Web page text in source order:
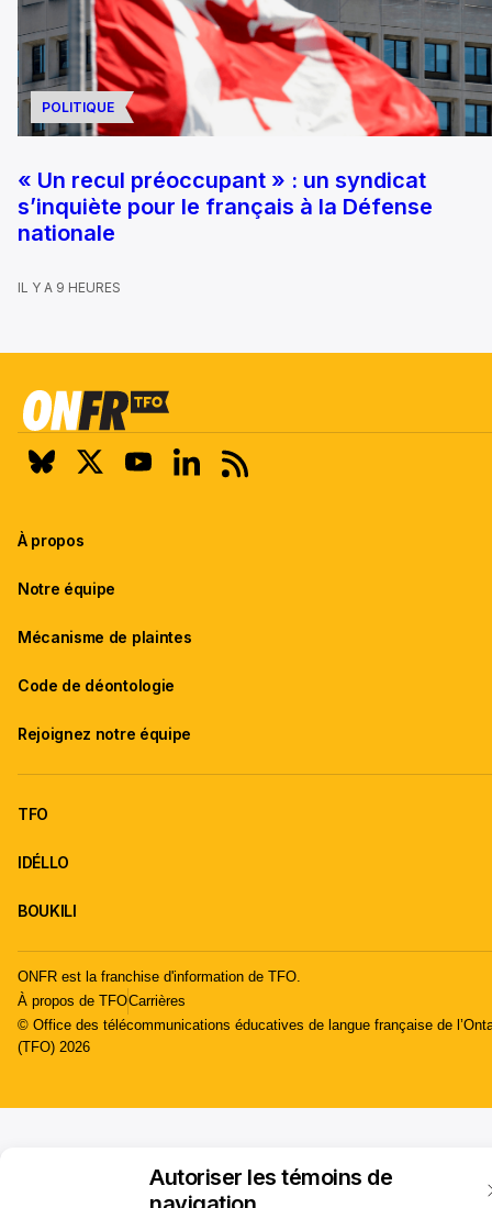
Autoriser les témoins de
POLITIQUE
« Un recul préoccupant » : un syndicat
s’inquiète pour le français à la Défense
nationale
IL Y A 9 HEURES
À propos
Notre équipe
Mécanisme de plaintes
Code de déontologie
Rejoignez notre équipe
TFO
IDÉLLO
BOUKILI
ONFR est la franchise d'information de TFO.
À propos de TFOCarrières
© Office des télécommunications éducatives de langue française de
(TFO) 2026